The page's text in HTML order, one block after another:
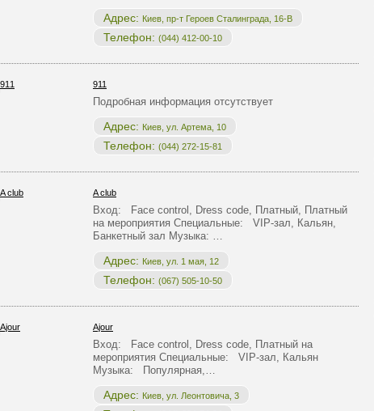
Адрес: Киев, пр-т Героев Сталинграда, 16-В
Телефон: (044) 412-00-10
911
Подробная информация отсутствует
Адрес: Киев, ул. Артема, 10
Телефон: (044) 272-15-81
A club
Вход: Face control, Dress code, Платный, Платный
на мероприятия Специальные: VIP-зал, Кальян,
Банкетный зал Музыка: …
Адрес: Киев, ул. 1 мая, 12
Телефон: (067) 505-10-50
Ajour
Вход: Face control, Dress code, Платный на
мероприятия Специальные: VIP-зал, Кальян
Музыка: Популярная,…
Адрес: Киев, ул. Леонтовича, 3